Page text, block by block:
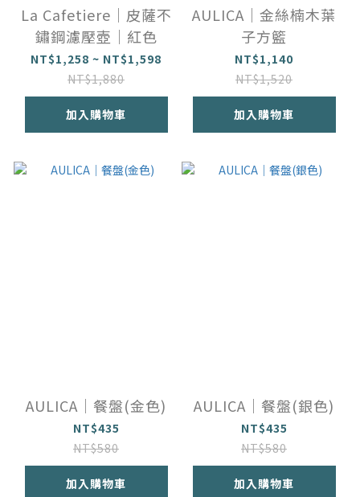
La Cafetiere｜皮薩不
鏽鋼濾壓壺｜紅色
NT$1,258 ~ NT$1,598
NT$1,880
加入購物車
AULICA｜金絲楠木葉
子方籃
NT$1,140
NT$1,520
加入購物車
AULICA｜餐盤(金色)
NT$435
NT$580
加入購物車
AULICA｜餐盤(銀色)
NT$435
NT$580
加入購物車